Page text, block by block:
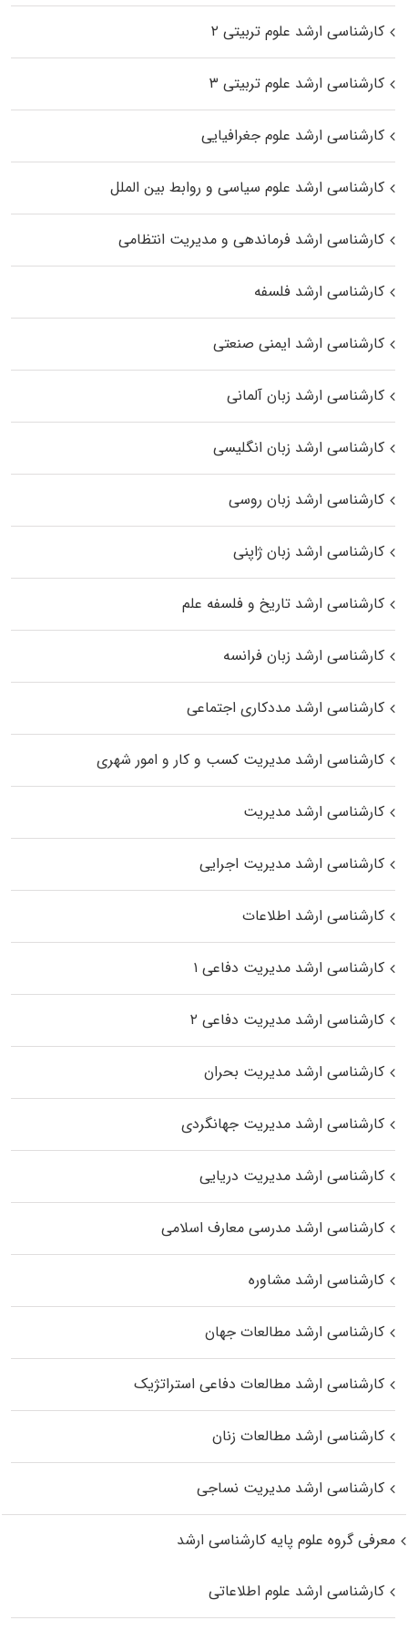
کارشناسی ارشد علوم تربیتی ۲
کارشناسی ارشد علوم تربیتی ۳
کارشناسی ارشد علوم جغرافیایی
کارشناسی ارشد علوم سیاسی و روابط بین الملل
کارشناسی ارشد فرماندهی و مدیریت انتظامی
کارشناسی ارشد فلسفه
کارشناسی ارشد ایمنی صنعتی
کارشناسی ارشد زبان آلمانی
کارشناسی ارشد زبان انگلیسی
کارشناسی ارشد زبان روسی
کارشناسی ارشد زبان ژاپنی
کارشناسی ارشد تاریخ و فلسفه علم
کارشناسی ارشد زبان فرانسه
کارشناسی ارشد مددکاری اجتماعی
کارشناسی ارشد مدیریت کسب و کار و امور شهری
کارشناسی ارشد مدیریت
کارشناسی ارشد مدیریت اجرایی
کارشناسی ارشد اطلاعات
کارشناسی ارشد مدیریت دفاعی ۱
کارشناسی ارشد مدیریت دفاعی ۲
کارشناسی ارشد مدیریت بحران
کارشناسی ارشد مدیریت جهانگردی
کارشناسی ارشد مدیریت دریایی
کارشناسی ارشد مدرسی معارف اسلامی
کارشناسی ارشد مشاوره
کارشناسی ارشد مطالعات جهان
کارشناسی ارشد مطالعات دفاعی استراتژیک
کارشناسی ارشد مطالعات زنان
کارشناسی ارشد مدیریت نساجی
معرفی گروه علوم پایه کارشناسی ارشد
کارشناسی ارشد علوم اطلاعاتی